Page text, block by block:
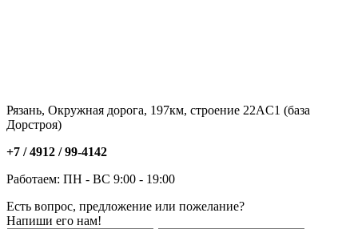
Рязань, Окружная дорога, 197км, строение 22АC1 (база
Дорстроя)
+7 / 4912 /99-4142
Работаем: ПН - ВС 9:00 - 19:00
Есть вопрос, предложение или пожелание?
Напиши его нам!